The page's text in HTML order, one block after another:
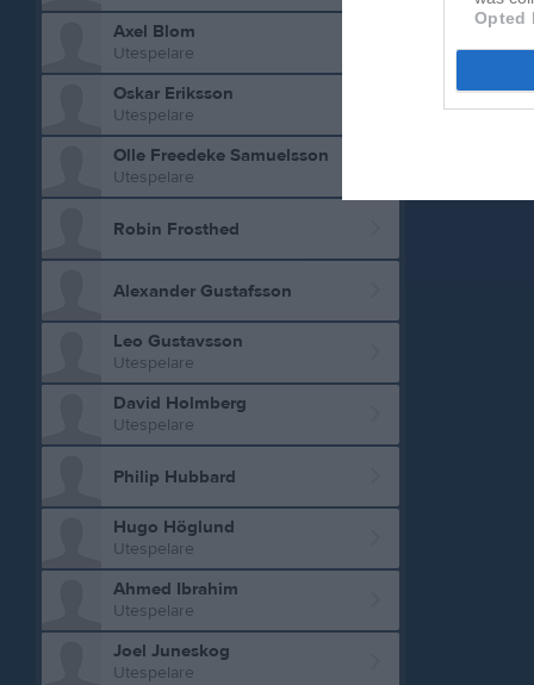
Opted
Axel Blom
Utespelare
Oskar Eriksson
Utespelare
Olle Freedeke Samuelsson
Utespelare
Robin Frosthed
Alexander Gustafsson
Leo Gustavsson
Utespelare
David Holmberg
Utespelare
Philip Hubbard
Hugo Höglund
Utespelare
Ahmed Ibrahim
Utespelare
Joel Juneskog
Utespelare